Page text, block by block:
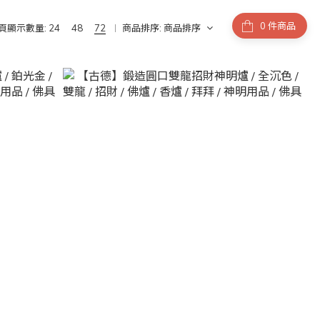
件商品
顯示數量: 24 48 72 商品排序: 商品排序